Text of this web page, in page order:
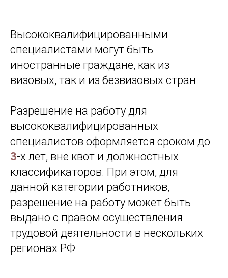
Высококвалифицированными
специалистами могут быть
иностранные граждане, как из
визовых, так и из безвизовых стран
Разрешение на работу для
высококвалифицированных
специалистов оформляется сроком до
3-х лет, вне квот и должностных
классификаторов. При этом, для
данной категории работников,
разрешение на работу может быть
выдано с правом осуществления
трудовой деятельности в нескольких
регионах РФ